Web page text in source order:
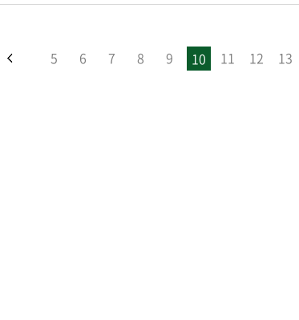
5 6 7 8 9 10 11 12 13